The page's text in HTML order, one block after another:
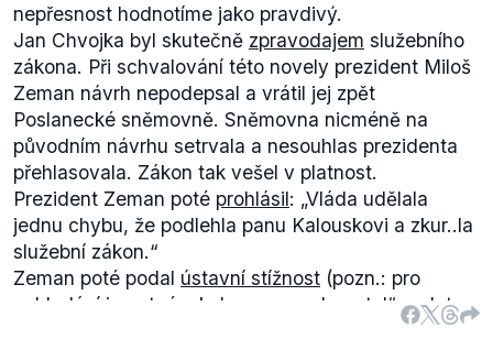
nepřesnost hodnotíme jako pravdivý.
Jan Chvojka byl skutečně zpravodajem služebního
zákona. Při schvalování této novely prezident Miloš
Zeman návrh nepodepsal a vrátil jej zpět
Poslanecké sněmovně. Sněmovna nicméně na
původním návrhu setrvala a nesouhlas prezidenta
přehlasovala. Zákon tak vešel v platnost.
Prezident Zeman poté prohlásil: „Vláda udělala
jednu chybu, že podlehla panu Kalouskovi a zkur..la
služební zákon.“
Zeman poté podal ústavní stížnost (pozn.: pro
vyhledání je nutné v kolonce
„navrhovatel“ zadat
a zvolit rozhodnutí Pl.ÚS 21/14)